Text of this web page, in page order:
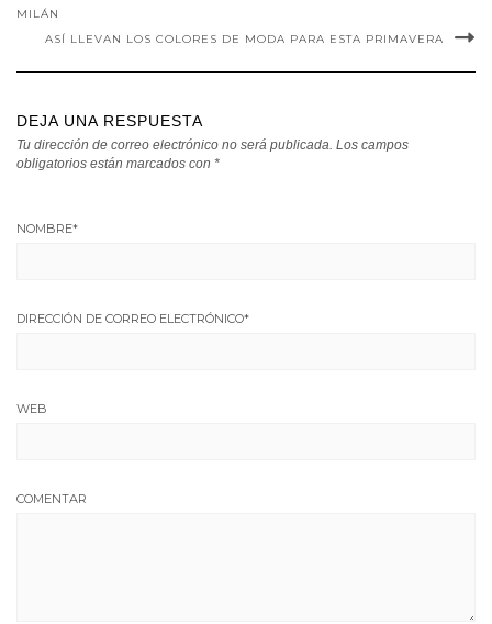
MILÁN
ASÍ LLEVAN LOS COLORES DE MODA PARA ESTA PRIMAVERA
DEJA UNA RESPUESTA
Tu dirección de correo electrónico no será publicada. Los campos
obligatorios están marcados con *
NOMBRE*
DIRECCIÓN DE CORREO ELECTRÓNICO*
WEB
COMENTAR